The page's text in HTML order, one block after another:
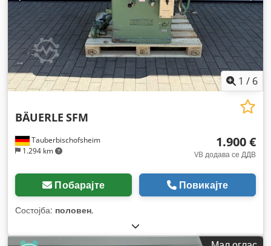
1 / 6
Tauberbischofsheim
1.294 km
BÄUERLE SFM
1.900 €
VB додава се ДДВ
Побарајте Повикајте
Состојба: половен,